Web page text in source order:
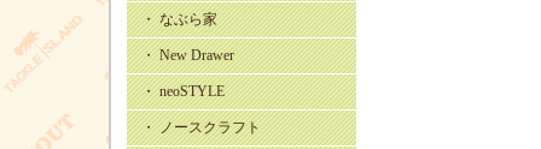
・ なぶら家
・ New Drawer
・ neoSTYLE
・ ノースクラフト